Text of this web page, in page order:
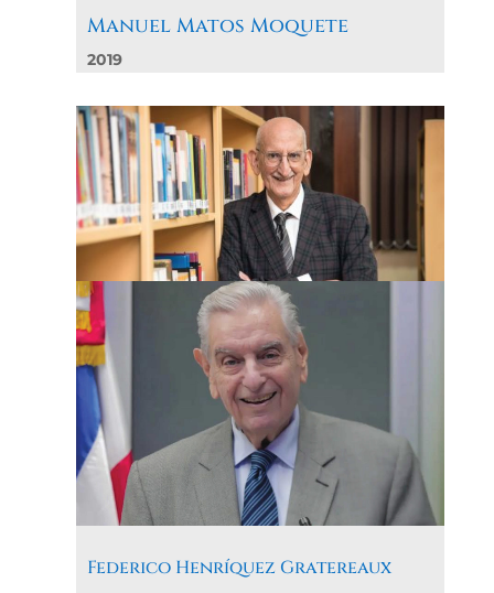
Manuel Matos Moquete
2019
Manuel Salvador Gautier
2018
Federico Henríquez Gratereaux